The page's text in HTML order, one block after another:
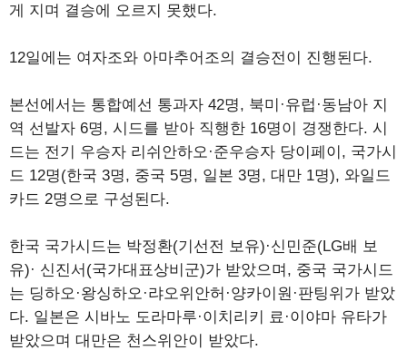
게 지며 결승에 오르지 못했다.
12일에는 여자조와 아마추어조의 결승전이 진행된다.
본선에서는 통합예선 통과자 42명, 북미·유럽·동남아 지
역 선발자 6명, 시드를 받아 직행한 16명이 경쟁한다. 시
드는 전기 우승자 리쉬안하오·준우승자 당이페이, 국가시
드 12명(한국 3명, 중국 5명, 일본 3명, 대만 1명), 와일드
카드 2명으로 구성된다.
한국 국가시드는 박정환(기선전 보유)·신민준(LG배 보
유)· 신진서(국가대표상비군)가 받았으며, 중국 국가시드
는 딩하오·왕싱하오·랴오위안허·양카이원·판팅위가 받았
다. 일본은 시바노 도라마루·이치리키 료·이야마 유타가
받았으며 대만은 천스위안이 받았다.